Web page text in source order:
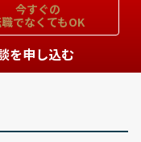
今すぐの
でなくてもOK
を申し込む